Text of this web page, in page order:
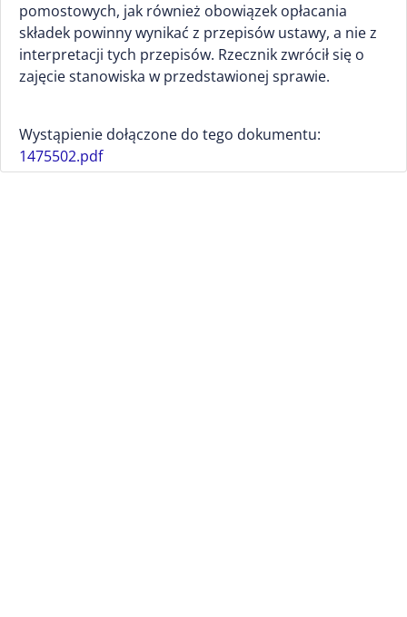
pomostowych, jak również obowiązek opłacania
składek powinny wynikać z przepisów ustawy, a nie z
interpretacji tych przepisów. Rzecznik zwrócił się o
zajęcie stanowiska w przedstawionej sprawie.
Wystąpienie dołączone do tego dokumentu:
1475502.pdf